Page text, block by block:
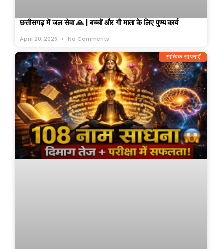
छत्तीसगढ़ में जल सेवा 🙏 | बच्चों और गौ माता के लिए पुण्य कार्य
April 20, 2026 No Comments
सात्विक साधनाएँ